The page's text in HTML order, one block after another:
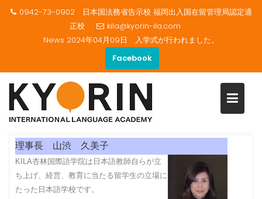
content
0942-73-0902 日本国法務省告示校 福岡出入国在留管理局認定適
正校
kila@kyorin-ila.com
News 2024年04月09日 入学式が行われました。
Facebook
ご挨拶
Home 学校紹介 ご挨拶
理事長 山渋 久美子
KILA杏林国際語学院は日本語教師自らが立
ち上げ、経営、教育に当たる留学生の立場に
たった日本語学校です。